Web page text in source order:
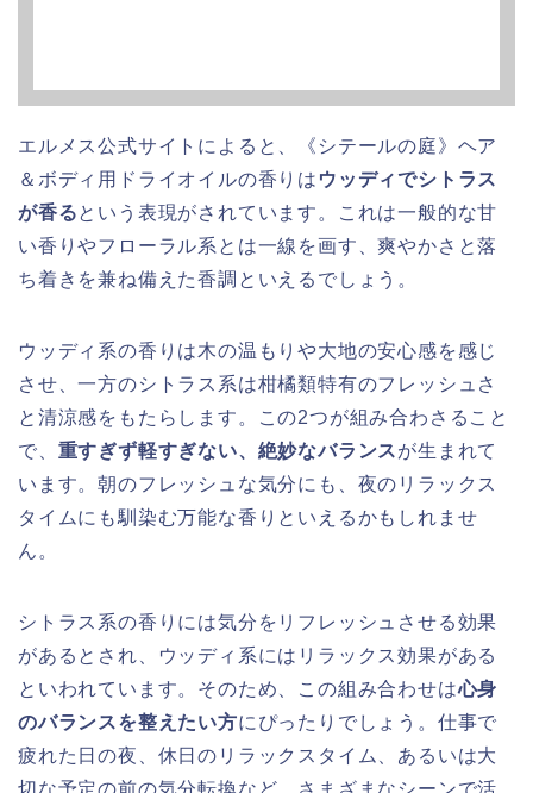
エルメス公式サイトによると、《シテールの庭》ヘア
＆ボディ用ドライオイルの香りは ウッディでシトラス
が香るという表現がされています。これは一般的な甘
い香りやフローラル系とは一線を画す、爽やかさと落
ち着きを兼ね備えた香調といえるでしょう。
ウッディ系の香りは木の温もりや大地の安心感を感じ
させ、一方のシトラス系は柑橘類特有のフレッシュさ
と清涼感をもたらします。この2つが組み合わさること
で、 重すぎず軽すぎない、絶妙なバランスが生まれて
います。朝のフレッシュな気分にも、夜のリラックス
タイムにも馴染む万能な香りといえるかもしれませ
ん。
シトラス系の香りには気分をリフレッシュさせる効果
があるとされ、ウッディ系にはリラックス効果がある
といわれています。そのため、この組み合わせは心身
のバランスを整えたい方にぴったりでしょう。仕事で
疲れた日の夜、休日のリラックスタイム、あるいは大